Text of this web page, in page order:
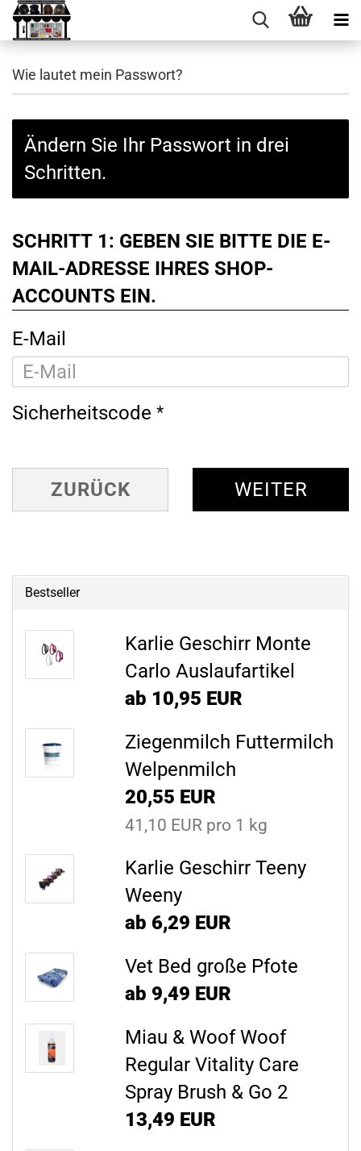
Wie lautet mein Passwort?
Ändern Sie Ihr Passwort in drei
Schritten.
SCHRITT 1: GEBEN SIE BITTE DIE E-
MAIL-ADRESSE IHRES SHOP-
ACCOUNTS EIN.
E-Mail
Sicherheitscode
ZURÜCK WEITER
Bestseller
Karlie Geschirr Monte
Carlo Auslaufartikel
ab 10,95 EUR
Ziegenmilch Futtermilch
Welpenmilch
20,55 EUR
41,10 EUR pro 1 kg
Karlie Geschirr Teeny
Weeny
ab 6,29 EUR
Vet Bed große Pfote
ab 9,49 EUR
Miau & Woof Woof
Regular Vitality Care
Spray Brush & Go 2
13,49 EUR